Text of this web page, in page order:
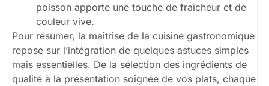
poisson apporte une touche de fraîcheur et de
couleur vive.
Pour résumer, la maîtrise de la cuisine gastronomique
repose sur l’intégration de quelques astuces simples
mais essentielles. De la sélection des ingrédients de
qualité à la présentation soignée de vos plats, chaque